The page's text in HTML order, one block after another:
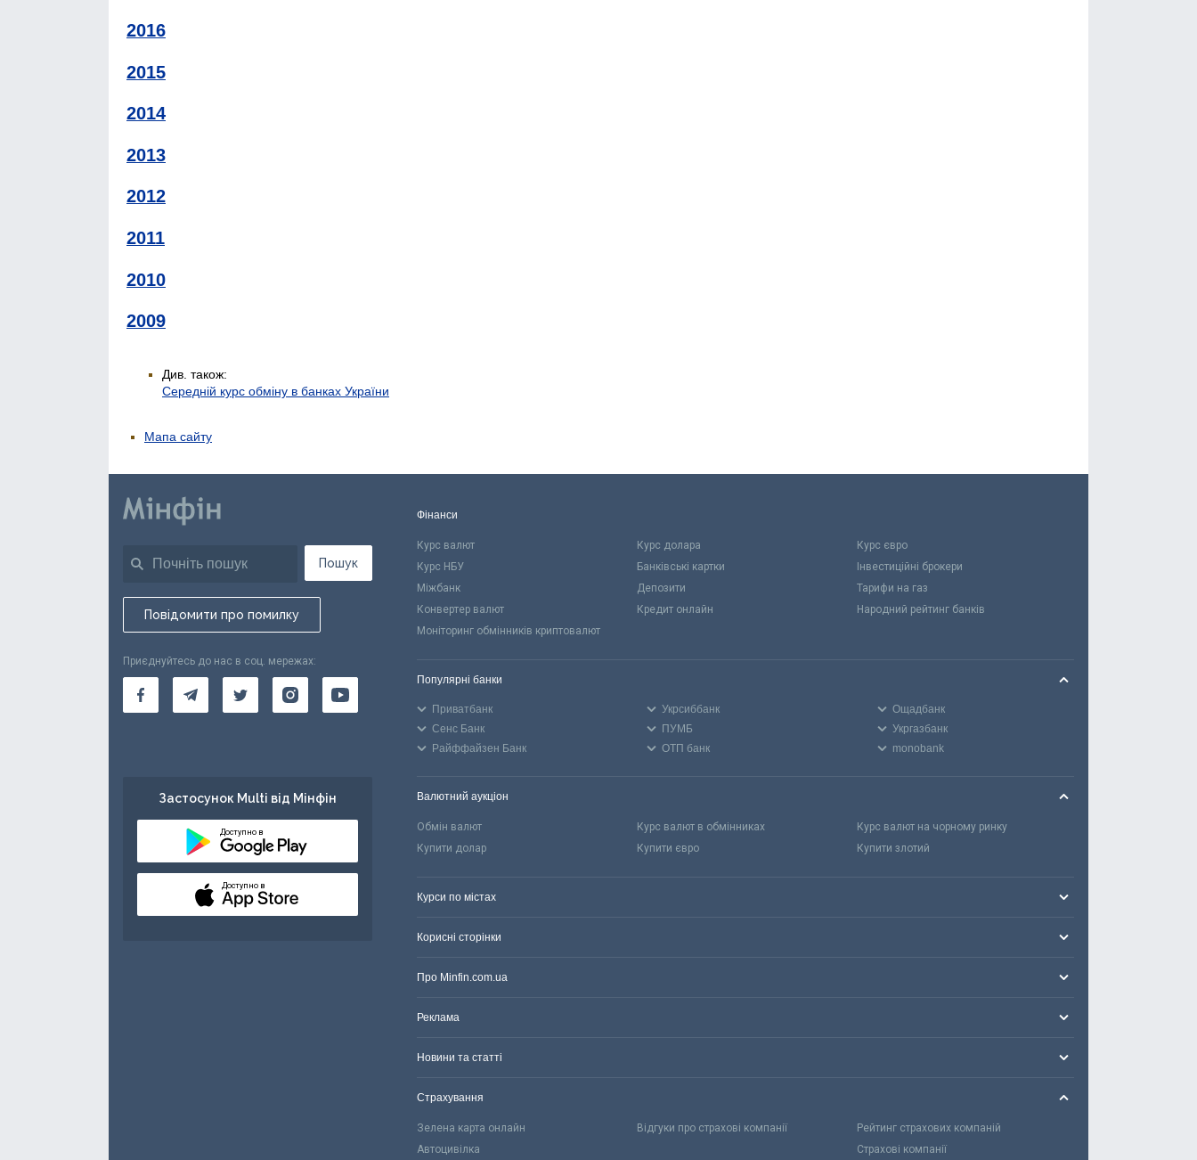
2016
2015
2014
2013
2012
2011
2010
2009
Див. також:
Середній курс обміну в банках України
Мапа сайту
Пошук
Повідомити про помилку
Приєднуйтесь до нас в соц. мережах:
Застосунок Multi від Мінфін
Доступно в
Доступно в
Фінанси
Курс валют Курс долара
Курс євро
Курс НБУ
Банківські картки
Інвестиційні брокери
Міжбанк
Депозити
Тарифи на газ
Конвертер валют
Кредит онлайн
Народний рейтинг банків
Моніторинг обмінників криптовалют
Популярні банки
Приватбанк Укрсиббанк
Ощадбанк
Сенс Банк
ПУМБ
Укргазбанк
Райффайзен Банк
ОТП банк monobank
Валютний аукціон
Обмін валют Курс валют в обмінниках
Курс валют на чорному ринку
Купити долар
Купити євро Купити злотий
Курси по містах
Корисні сторінки
Про Minfin.com.ua
Реклама
Новини та статті
Страхування
Зелена карта онлайн Відгуки про страхові компанії
Рейтинг страхових компаній
Автоцивілка
Страхові компанії